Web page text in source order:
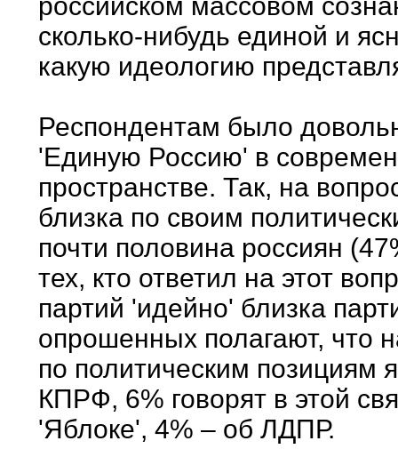
сколько-нибудь единой и
какую идеологию
Респондентам было
'Единую Россию' в
пространстве. Так, на
близка по своим
почти половина россиян
тех, кто ответил на этот
партий 'идейно' близка
опрошенных полагают, что
по политическим позициям
КПРФ, 6% говорят в этой
'Яблоке', 4% – об ЛДПР.